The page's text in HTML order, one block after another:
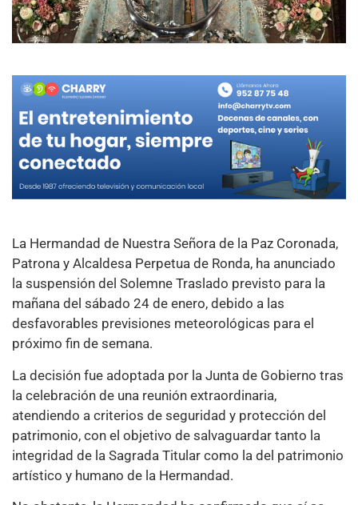
La Hermandad de Nuestra Señora de la Paz Coronada,
Patrona y Alcaldesa Perpetua de Ronda, ha anunciado
la suspensión del Solemne Traslado previsto para la
mañana del sábado 24 de enero, debido a las
desfavorables previsiones meteorológicas para el
próximo fin de semana.
La decisión fue adoptada por la Junta de Gobierno tras
la celebración de una reunión extraordinaria,
atendiendo a criterios de seguridad y protección del
patrimonio, con el objetivo de salvaguardar tanto la
integridad de la Sagrada Titular como la del patrimonio
artístico y humano de la Hermandad.